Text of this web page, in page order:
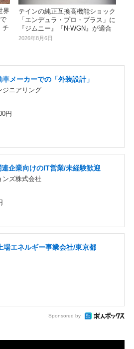
界
チ
テインの純正互換高機能ショック
「エンデュラ・プロ・プラス」に
『ジムニー』『N-WGN』が適合
2026年8月6日
メーカーでの「外装設計」
ジニアリング
円
企業向けのIT営業/未経験歓迎
ンズ株式会社
場エネルギー事業会社/東京都
Sponsored by